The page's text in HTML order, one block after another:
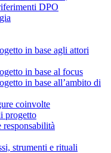
DPO
in base agli attori
in base al focus
in base all’ambito di
coinvolte
progetto
strumenti e rituali